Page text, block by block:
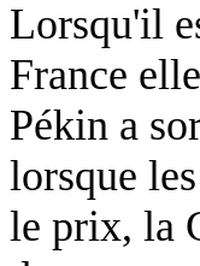
Lorsqu'il
France
Pékin a
lorsque
le prix, la